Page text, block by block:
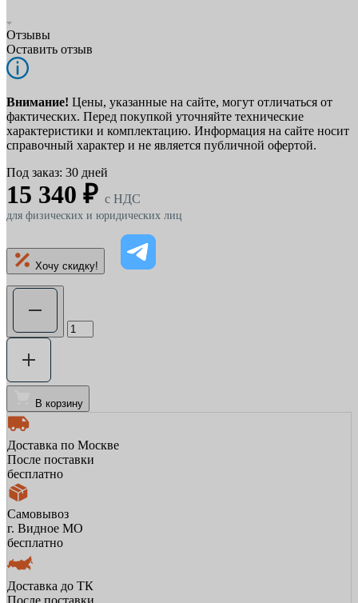
Отзывы
Оставить отзыв
Внимание! Цены, указанные на сайте, могут отличаться от
фактических. Перед покупкой уточняйте технические
характеристики и комплектацию. Информация на сайте носит
справочный характер и не является публичной офертой.
Под заказ: 30 дней
15 340 ₽ c НДС
для физических и юридических лиц
Хочу скидку!
В корзину
Доставка по Москве
После поставки
бесплатно
Самовывоз
г. Видное МО
бесплатно
Доставка до ТК
После поставки